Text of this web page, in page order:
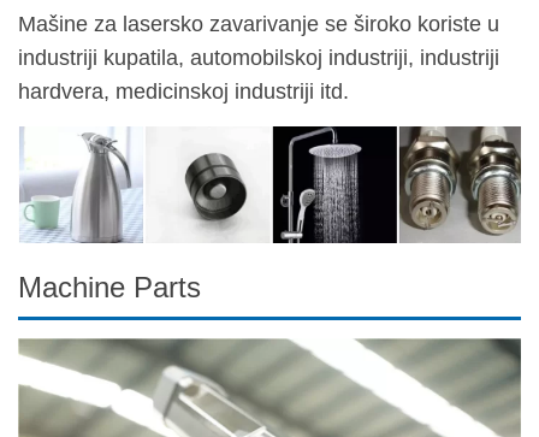
Mašine za lasersko zavarivanje se široko koriste u
industriji kupatila, automobilskoj industriji, industriji
hardvera, medicinskoj industriji itd.
Machine Parts